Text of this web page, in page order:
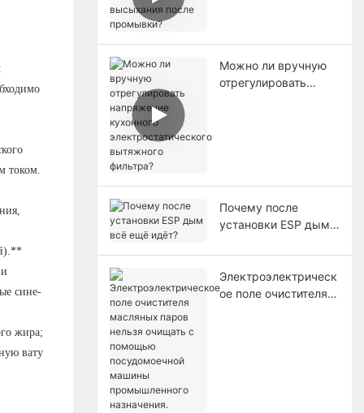
током.
сине-
жира;
вату
Можно ли вручную
отрегулировать
Почему после
установки ESP дым
Электроэлектрическ
ое поле очистителя